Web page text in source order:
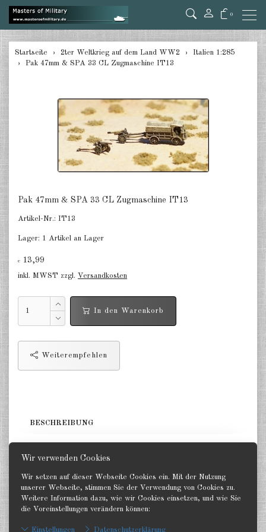
Wir verwenden Cookies
Wir setzen auf dieser Webseite Cookies ein. Mit der Nutzung
unserer Webseite, stimmen Sie der Verwendung von Cookies zu.
Weitere Information dazu, wie wir Cookies einsetzen, und wie Sie
die Voreinstellungen verändern können:
Einstellungen Datenschutzerklärung
0
zurück
Deutschland Halbketten 1:285
Deutschland Flak 1:285
Deutschland Artillerie gezogen
1:285
Deutschland Versorger, Pkw u.a.
Deutschland Panzerwagen u.a.
Deutschland Infanterie, Kavallerie
Deutschland Fallschirmjäger
1:285
Rumänien 1:285
Finnland 1:285
Japan 1:285
Startseite 2ter Weltkrieg auf dem Land WW2
Italien 1:285
Pak 47mm & SPA 33 CL Zugmaschine IT13
Pak 47mm & SPA 33 CL Zugmaschine IT13
Artikel-Nr.: IT13
Lager: 1 Artikel an Lager
€ 13,99
inkl. MWST zzgl. Versandkosten
In den Warenkorb
Weiterempfehlen
BESCHREIBUNG
Zurück